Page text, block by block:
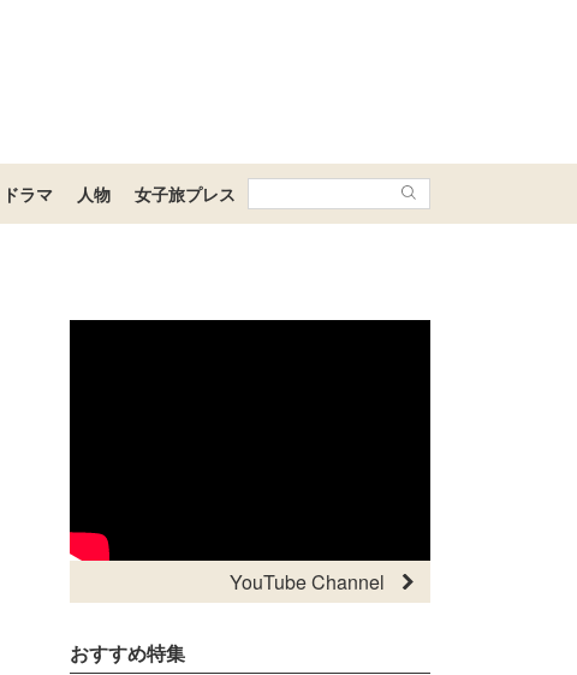
ドラマ 人物 女子旅プレス
YouTube Channel
おすすめ特集